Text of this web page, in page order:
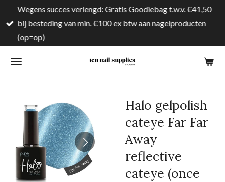
direct
naar
hoofdinhoud
Wegens succes verlengd: Gratis Goodiebag t.w.v. €41,50
bij besteding van min. €100 ex btw aan nagelproducten
(op=op)
Halo gelpolish
cateye Far Far
Away
reflective
cateye (once